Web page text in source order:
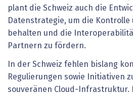
plant die Schweiz auch die
Datenstrategie, um die Kontrolle
behalten und die
Partnern zu fördern.
In der Schweiz fehlen bislang
Regulierungen sowie Initiativen
souveränen Cloud-Infrastruktur.